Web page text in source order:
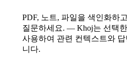
PDF, 노트, 파일을 색인화하
질문하세요. — Khoj는 선택
사용하여 관련 컨텍스트와
니다.